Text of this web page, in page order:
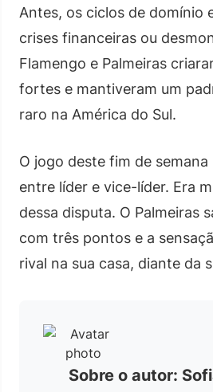
Antes, os ciclos de domínio
crises financeiras ou
Flamengo e Palmeiras
fortes e mantiveram um
raro na América do Sul.
O jogo deste fim de semana
entre líder e vice-líder. Era
dessa disputa. O Palmeiras
com três pontos e a
rival na sua casa, diante da
Sobre o autor: